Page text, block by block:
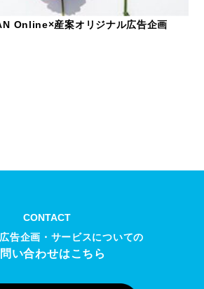
Online×産案オリジナル広告企画
CONTACT
告企画・サービスについての
い合わせはこちら